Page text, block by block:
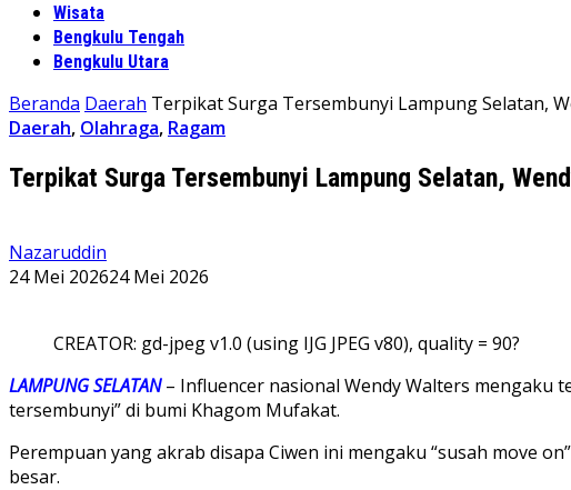
Wisata
Bengkulu Tengah
Bengkulu Utara
Beranda Daerah Terpikat Surga Tersembunyi Lampung Selatan,
Daerah, Olahraga, Ragam
Terpikat Surga Tersembunyi Lampung Selatan,
Nazaruddin
24 Mei 202624 Mei 2026
CREATOR: gd-jpeg v1.0 (using IJG JPEG v80), quality = 90?
LAMPUNG SELATAN– Influencer nasional Wendy Walters mengaku
tersembunyi” di bumi Khagom Mufakat.
Perempuan yang akrab disapa Ciwen ini mengaku “susah move
besar.